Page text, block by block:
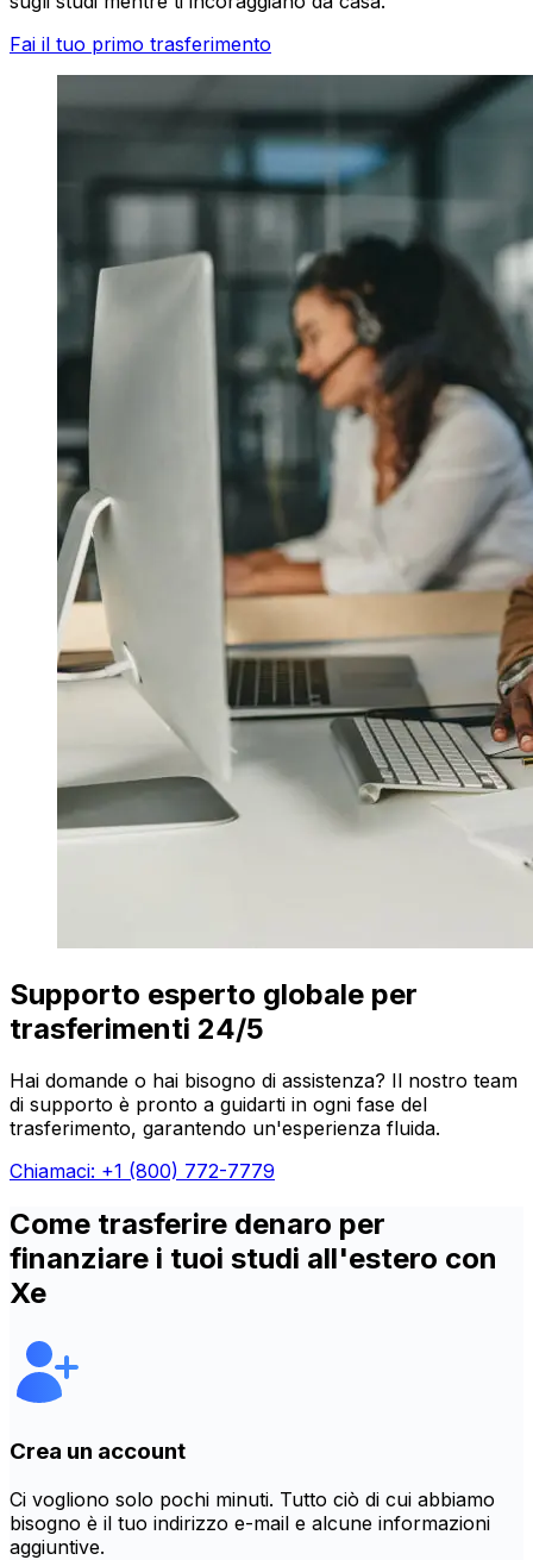
Fai il tuo primo trasferimento
Supporto esperto globale per
trasferimenti 24/5
Hai domande o hai bisogno di assistenza? Il nostro team
di supporto è pronto a guidarti in ogni fase del
trasferimento, garantendo un'esperienza fluida.
Chiamaci: +1 (800) 772-7779
Come trasferire denaro per
finanziare i tuoi studi all'estero con
Xe
Crea un account
Ci vogliono solo pochi minuti. Tutto ciò di cui abbiamo
bisogno è il tuo indirizzo e-mail e alcune informazioni
aggiuntive.